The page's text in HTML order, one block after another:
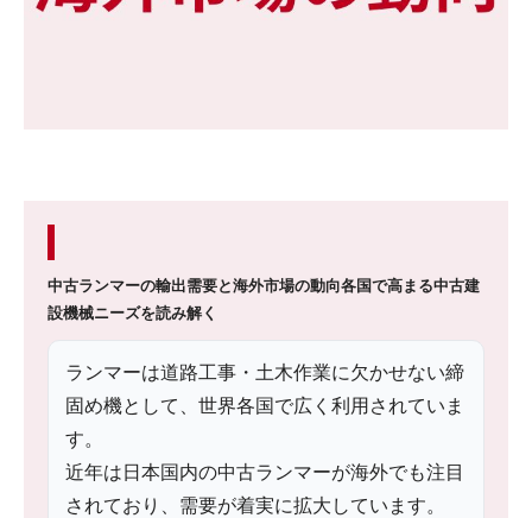
中古ランマーの輸出需要と海外市場の動向各国で高まる中古建
設機械ニーズを読み解く
ランマーは道路工事・土木作業に欠かせない締
固め機として、世界各国で広く利用されていま
す。
近年は日本国内の中古ランマーが海外でも注目
されており、需要が着実に拡大しています。